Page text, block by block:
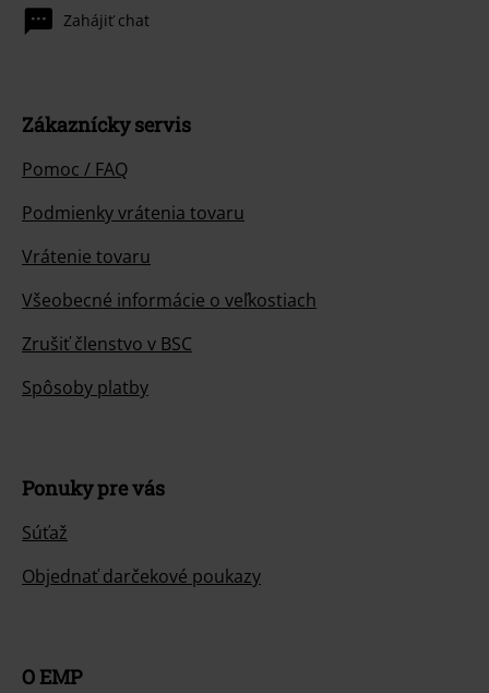
Zahájiť chat
Zákaznícky servis
Pomoc / FAQ
Podmienky vrátenia tovaru
Vrátenie tovaru
Všeobecné informácie o veľkostiach
Zrušiť členstvo v BSC
Spôsoby platby
Ponuky pre vás
Súťaž
Objednať darčekové poukazy
O EMP